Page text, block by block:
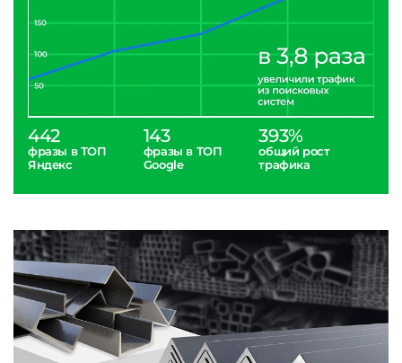
442
фразы в ТОП
Яндекс
143
фразы в ТОП
Google
393%
общий рост
трафика